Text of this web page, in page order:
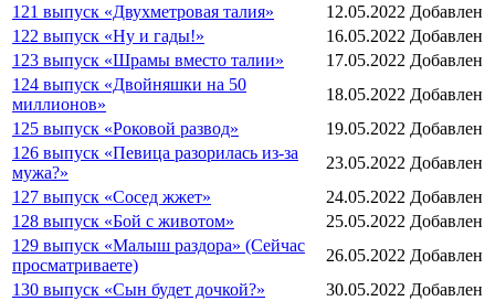
121 выпуск «Двухметровая талия»
12.05.2022 Добавлен
122 выпуск «Ну и гады!»
16.05.2022 Добавлен
123 выпуск «Шрамы вместо талии»
17.05.2022 Добавлен
124 выпуск «Двойняшки на 50
миллионов»
18.05.2022 Добавлен
125 выпуск «Роковой развод»
19.05.2022 Добавлен
126 выпуск «Певица разорилась из-за
мужа?»
23.05.2022 Добавлен
127 выпуск «Сосед жжет»
24.05.2022 Добавлен
128 выпуск «Бой с животом»
25.05.2022 Добавлен
129 выпуск «Малыш раздора» (Сейчас
просматриваете)
26.05.2022 Добавлен
130 выпуск «Сын будет дочкой?»
30.05.2022 Добавлен